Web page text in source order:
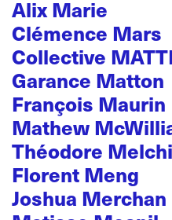
Alix Marie
Clémence Mars
Collective
Garance Matton
François Maurin
Mathew
Théodore
Florent Meng
Joshua